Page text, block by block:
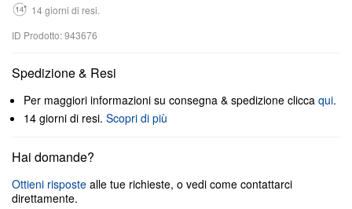
14 giorni di resi.
ID Prodotto: 943676
Spedizione & Resi
Per maggiori informazioni su consegna & spedizione clicca qui.
14 giorni di resi. Scopri di più
Hai domande?
Ottieni risposte alle tue richieste, o vedi come contattarci
direttamente.